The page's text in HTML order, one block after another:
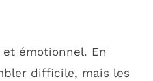
émotionnel. En
difficile, mais les